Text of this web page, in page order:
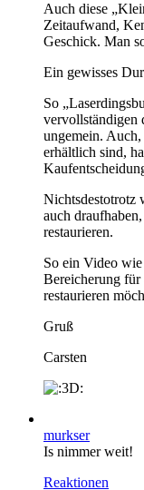
Auch diese
Zeitaufwand,
Geschick. Man
Ein gewisses
So
vervollständigen
ungemein.
erhältlich sind,
Nichtsdestotrotz
auch
restaurieren.
So ein Video
Bereicherung für
restaurieren
Gruß
Carsten
murkser
Is nimmer weit!
Reaktionen